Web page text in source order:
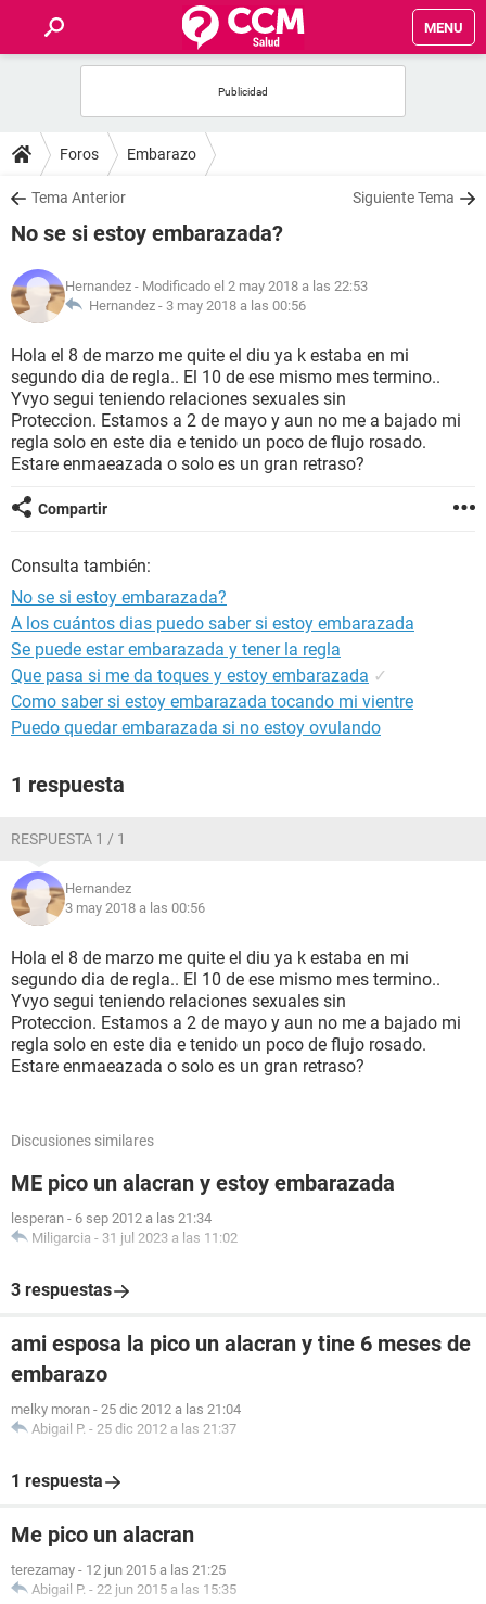
MENU
FOROS
SALUD
NUTRICIÓN
BIENESTAR
SEXUALIDAD
GLOSARIO
Foros Embarazo
Tema Anterior Siguiente Tema
No se si estoy embarazada?
Hernandez - Modificado el 2 may 2018 a las 22:53
Hernandez - 3 may 2018 a las 00:56
Hola el 8 de marzo me quite el diu ya k estaba en mi
segundo dia de regla.. El 10 de ese mismo mes termino..
Yvyo segui teniendo relaciones sexuales sin
Proteccion. Estamos a 2 de mayo y aun no me a bajado mi
regla solo en este dia e tenido un poco de flujo rosado.
Estare enmaeazada o solo es un gran retraso?
Compartir
Consulta también:
No se si estoy embarazada?
A los cuántos dias puedo saber si estoy embarazada
Se puede estar embarazada y tener la regla
Que pasa si me da toques y estoy embarazada ✓
Como saber si estoy embarazada tocando mi vientre
Puedo quedar embarazada si no estoy ovulando
1 respuesta
RESPUESTA 1 / 1
Hernandez
3 may 2018 a las 00:56
Hola el 8 de marzo me quite el diu ya k estaba en mi
segundo dia de regla.. El 10 de ese mismo mes termino..
Yvyo segui teniendo relaciones sexuales sin
Proteccion. Estamos a 2 de mayo y aun no me a bajado mi
regla solo en este dia e tenido un poco de flujo rosado.
Estare enmaeazada o solo es un gran retraso?
Discusiones similares
ME pico un alacran y estoy embarazada
lesperan - 6 sep 2012 a las 21:34
Miligarcia - 31 jul 2023 a las 11:02
3 respuestas
ami esposa la pico un alacran y tine 6 meses de
embarazo
melky moran - 25 dic 2012 a las 21:04
Abigail P. - 25 dic 2012 a las 21:37
1 respuesta
Me pico un alacran
terezamay - 12 jun 2015 a las 21:25
Abigail P. - 22 jun 2015 a las 15:35